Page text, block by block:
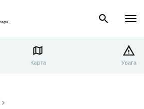
Карта Увага